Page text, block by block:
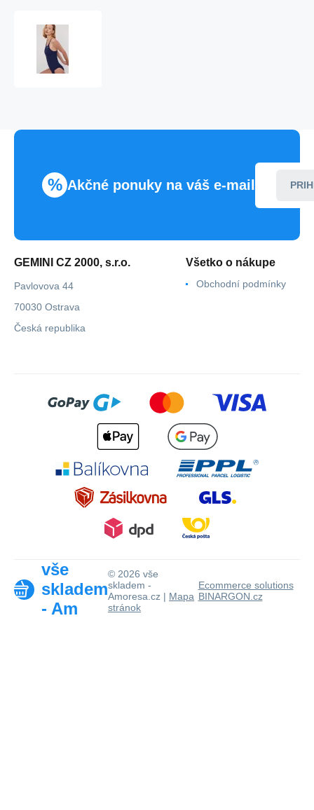
-
% Akčné ponuky na váš e-mail
GEMINI CZ 2000, s.r.o.
Pavlovova 44
70030 Ostrava
Česká republika
Všetko o nákupe
Obchodní podmínky
vše
skladem
- Am
© 2026 vše
skladem -
Amoresa.cz | Mapa
stránok
Ecommerce solutions
BINARGON.cz